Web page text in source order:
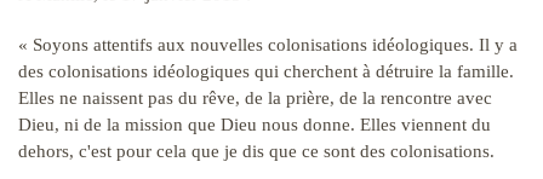
« Soyons attentifs aux nouvelles colonisations idéologiques. Il y a
des colonisations idéologiques qui cherchent à détruire la famille.
Elles ne naissent pas du rêve, de la prière, de la rencontre avec
Dieu, ni de la mission que Dieu nous donne. Elles viennent du
dehors, c'est pour cela que je dis que ce sont des colonisations.